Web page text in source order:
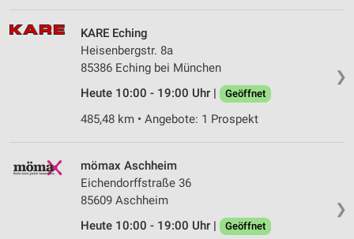
❯
KARE Eching
Heisenbergstr. 8a
85386 Eching bei München
Heute 10:00 - 19:00 Uhr |
Geöffnet
485,48 km • Angebote: 1 Prospekt
❯
mömax Aschheim
Eichendorffstraße 36
85609 Aschheim
Heute 10:00 - 19:00 Uhr |
Geöffnet